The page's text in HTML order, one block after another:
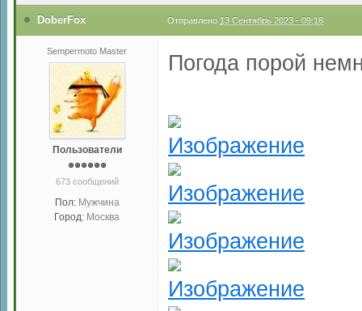
DoberFox Отправлено 13 Сентябрь 2023 - 09:18
Sempermoto Master
Пользователи
673 сообщений
Пол: Мужчина
Город: Москва
Погода порой